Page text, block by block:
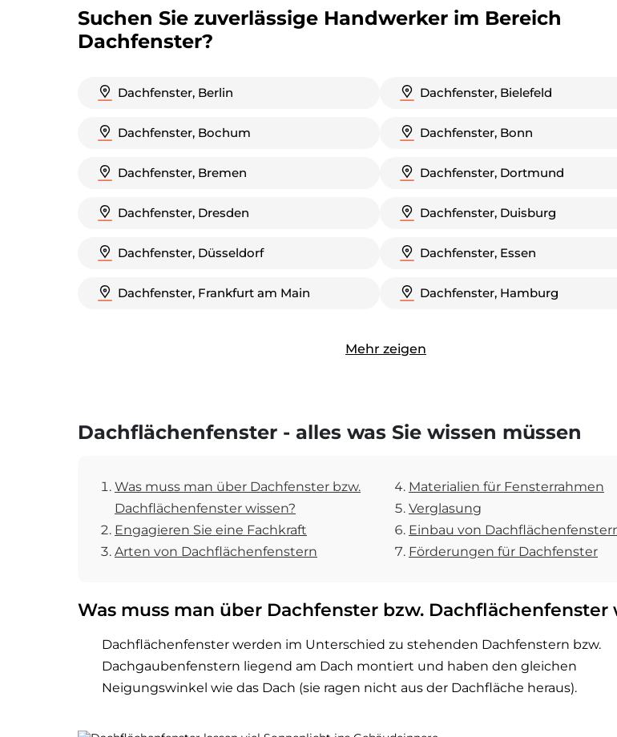
Suchen Sie zuverlässige Handwerker im Bereich
Dachfenster?
Dachfenster, Berlin Dachfenster, Bielefeld
Dachfenster, Bochum Dachfenster, Bonn
Dachfenster, Bremen Dachfenster, Dortmund
Dachfenster, Dresden Dachfenster, Duisburg
Dachfenster, Düsseldorf Dachfenster, Essen
Dachfenster, Frankfurt am Main Dachfenster, Hamburg
Mehr zeigen
Dachflächenfenster - alles was Sie wissen müssen
Was muss man über Dachfenster bzw.
Dachflächenfenster wissen?
Engagieren Sie eine Fachkraft
Arten von Dachflächenfenstern
Materialien für Fensterrahmen
Verglasung
Einbau von
Förderungen für Dachfenster
Was muss man über Dachfenster bzw. Dachflächenfenster
Dachflächenfenster werden im Unterschied zu stehenden Dachfenstern bzw.
Dachgaubenfenstern liegend am Dach montiert und haben den gleichen
Neigungswinkel wie das Dach (sie ragen nicht aus der Dachfläche heraus).